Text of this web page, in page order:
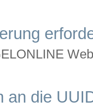
an die